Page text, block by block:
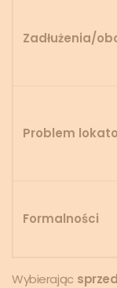
Zadłużenia/
Problem
Formalności
Wybierając